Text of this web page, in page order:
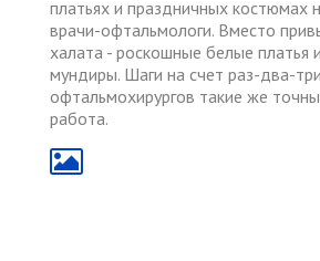
платьях и праздничных костюмах
врачи-офтальмологи. Вместо
халата - роскошные белые платья
мундиры. Шаги на счет раз-два-
офтальмохирургов такие же
работа.